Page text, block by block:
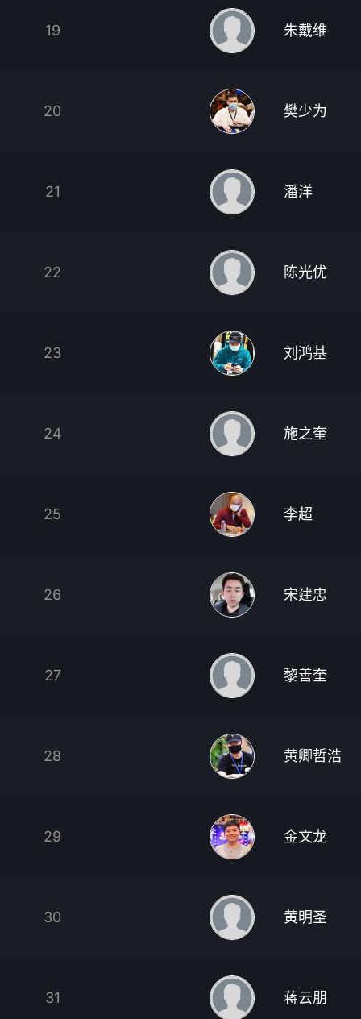
19 朱戴维
20 樊少为
21 潘洋
22 陈光优
23 刘鸿基
24 施之奎
25 李超
26 宋建忠
27 黎善奎
28 黄卿哲浩
29 金文龙
30 黄明圣
31 蒋云朋